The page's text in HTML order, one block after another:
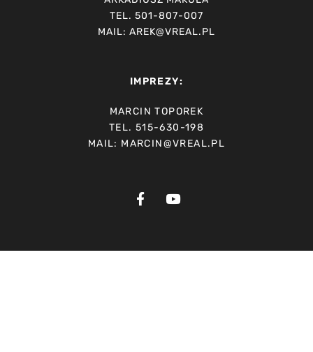
TEL. 501-807-007
MAIL: AREK@VREAL.PL
IMPREZY:
MARCIN TOPOREK
TEL. 515-630-198
MAIL: MARCIN@VREAL.PL